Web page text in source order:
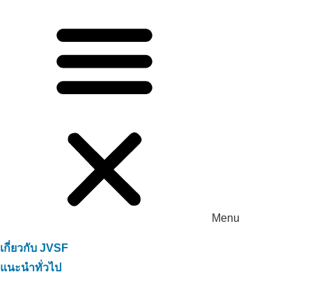
Menu
เกี่ยวกับ JVSF
แนะนำทั่วไป